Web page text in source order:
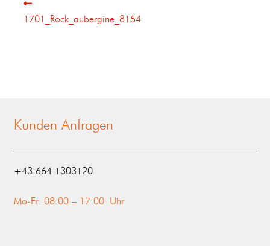
1701_Rock_aubergine_8154
Kunden Anfragen
‭+43 664 1303120‬
Mo-Fr: 08:00 – 17:00 Uhr